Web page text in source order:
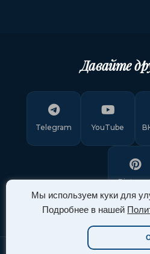
Мы используем куки для
Подробнее в нашей
Давайте
Telegram YouTube